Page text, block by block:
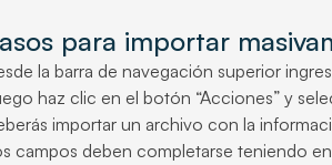
para importar
la barra de navegación superior
haz clic en el botón “Acciones” y
importar un archivo con la
campos deben completarse teniendo